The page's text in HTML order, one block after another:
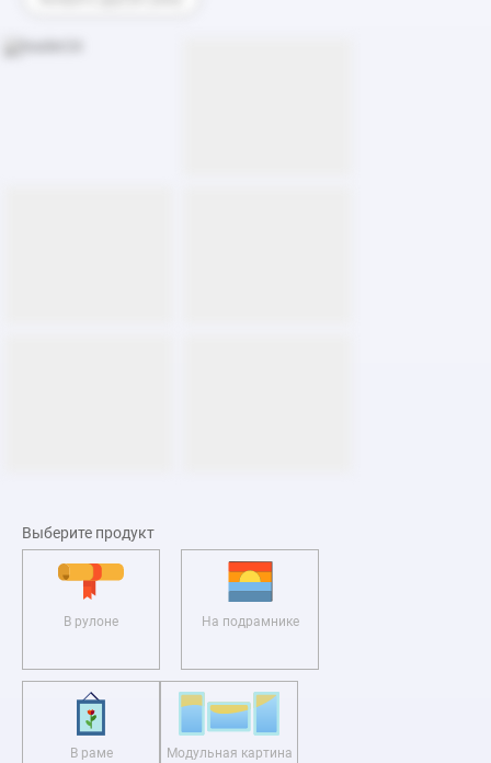
Выберите продукт
В рулоне На подрамнике
В раме Модульная картина